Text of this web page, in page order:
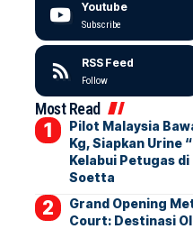
Youtube
Subscribe
RSS Feed
Follow
Most Read
Pilot Malaysia
Kg, Siapkan Urine
Kelabui Petugas di
Soetta
Grand Opening
Court: Destinasi